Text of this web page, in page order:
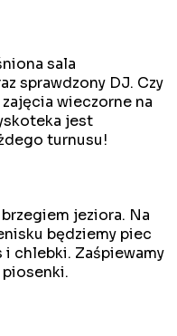
sala
sprawdzony DJ. Czy
wieczorne na
jest
turnusu!
jeziora. Na
będziemy piec
i chlebki. Zaśpiewamy
piosenki.